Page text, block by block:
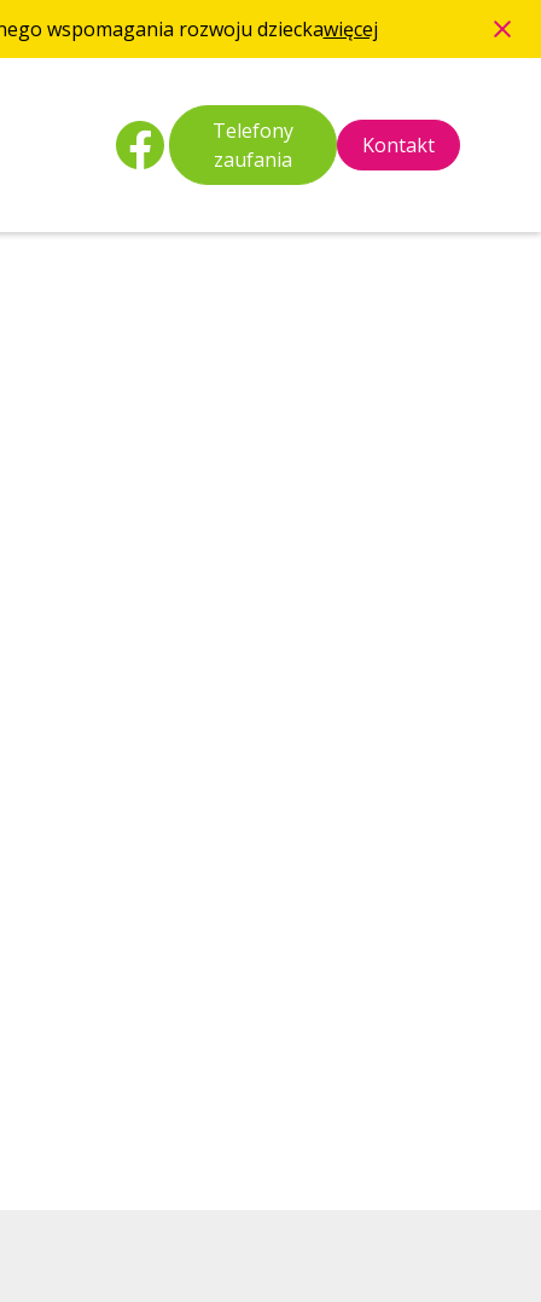
wspomagania rozwoju dzieckawięcej
Telefony
zaufania
Kontakt